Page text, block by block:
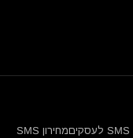
מחירון SMS